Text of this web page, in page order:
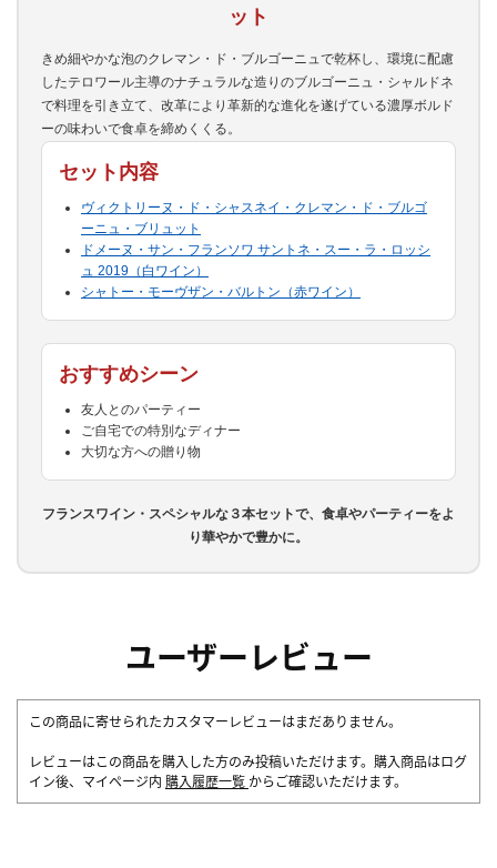
ット
きめ細やかな泡のクレマン・ド・ブルゴーニュで乾杯し、環境に配慮
したテロワール主導のナチュラルな造りのブルゴーニュ・シャルドネ
で料理を引き立て、改革により革新的な進化を遂げている濃厚ボルド
ーの味わいで食卓を締めくくる。
セット内容
ヴィクトリーヌ・ド・シャスネイ・クレマン・ド・ブルゴ
ーニュ・ブリュット
ドメーヌ・サン・フランソワ サントネ・スー・ラ・ロッシ
ュ 2019（白ワイン）
シャトー・モーヴザン・バルトン（赤ワイン）
おすすめシーン
友人とのパーティー
ご自宅での特別なディナー
大切な方への贈り物
フランスワイン・スペシャルな３本セットで、食卓やパーティーをよ
り華やかで豊かに。
ユーザーレビュー
この商品に寄せられたカスタマーレビューはまだありません。
レビューはこの商品を購入した方のみ投稿いただけます。購入商品はログ
イン後、マイページ内 購入履歴一覧 からご確認いただけます。